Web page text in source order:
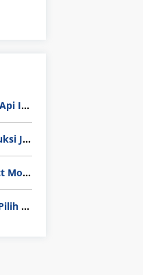
Gaji Karyawan PT KAI (Kereta Api Indonesia) Update 2025
Rata-Rata Gaji Operator Produksi Jabodetabek 2025: Bedah Tuntas UMK, Lemburan, dan Realita Hidup Buruh
Gaji Karyawan Honda Prospect Motor Semua Divisi
Gaji Operator Produksi 2026: Pilih PT Astra Honda Motor (AHM) atau Manufaktur di Jepang?